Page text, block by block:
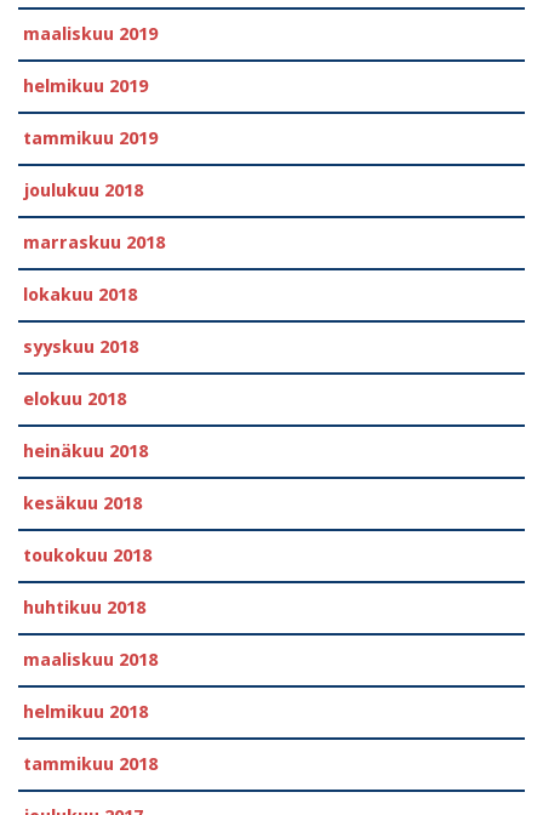
maaliskuu 2019
helmikuu 2019
tammikuu 2019
joulukuu 2018
marraskuu 2018
lokakuu 2018
syyskuu 2018
elokuu 2018
heinäkuu 2018
kesäkuu 2018
toukokuu 2018
huhtikuu 2018
maaliskuu 2018
helmikuu 2018
tammikuu 2018